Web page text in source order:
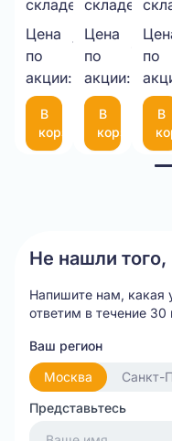
картон
в
рулоне
1050*25М
складе:
шт.
Цена
по
акции:
1 000,00 ₽/
шт.
В
корзину
пленка
НЕТТО
складе:
шт.
Цена
по
акции:
шт.
В
корзину
ИЗ
3-
10-
75
по
В
Не нашли того,
Напишите нам, какая
ответим в течение 30
Ваш регион
Москва
Санкт-
Представьтесь